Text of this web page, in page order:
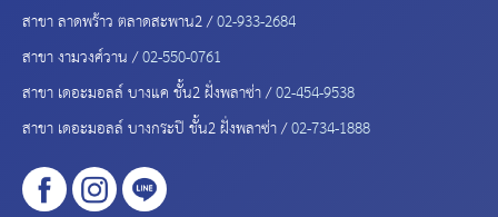
สาขา ลาดพร้าว ตลาดสะพาน2 /02-933-2684
สาขา งามวงศ์วาน /02-550-0761
สาขา เดอะมอลล์ บางแค ชั้น2 ฝั่งพลาซ่า /02-454-9538
สาขา เดอะมอลล์ บางกระปิ ชั้น2 ฝั่งพลาซ่า /02-734-1888